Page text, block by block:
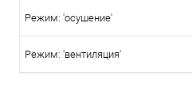
Режим: 'осушение'
Режим: 'вентиляция'